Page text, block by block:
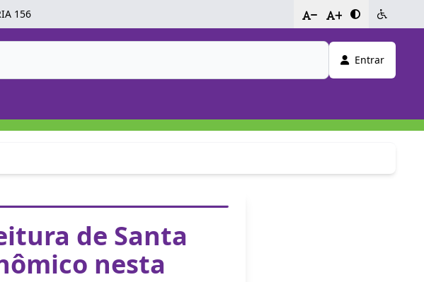
156 - +
Entrar
de Santa
nesta